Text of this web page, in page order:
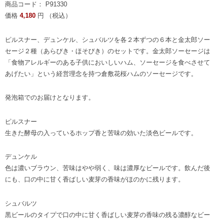
商品コード： P91330
価格 4,180 円 （税込）
ピルスナー、デュンケル、シュバルツを各２本ずつの６本と金太郎ソー
セージ２種（あらびき・ほそびき）のセットです。金太郎ソーセージは
「食物アレルギーのある子供においしいハム、ソーセージを食べさせて
あげたい」という経営理念を持つ倉敷花桜ハムのソーセージです。
発泡箱でのお届けとなります。
ピルスナー
生きた酵母の入っているホップ香と苦味の効いた淡色ビールです。
デュンケル
色は濃いブラウン、苦味はやや弱く、味は濃厚なビールです。飲んだ後
にも、口の中に甘く香ばしい麦芽の香味がほのかに残ります。
シュバルツ
黒ビールのタイプで口の中に甘く香ばしい麦芽の香味の残る濃醇なビー